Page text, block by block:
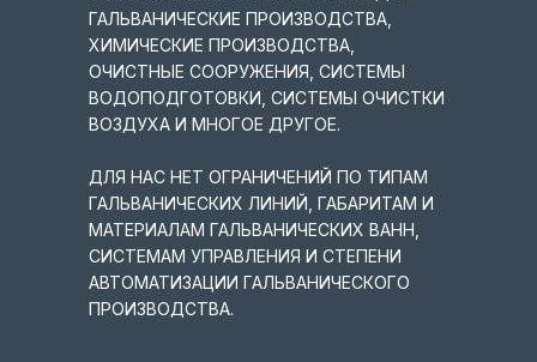
ГАЛЬВАНИЧЕСКИЕ ПРОИЗВОДСТВА,
ХИМИЧЕСКИЕ ПРОИЗВОДСТВА,
ОЧИСТНЫЕ СООРУЖЕНИЯ, СИСТЕМЫ
ВОДОПОДГОТОВКИ, СИСТЕМЫ ОЧИСТКИ
ВОЗДУХА И МНОГОЕ ДРУГОЕ.
ДЛЯ НАС НЕТ ОГРАНИЧЕНИЙ ПО ТИПАМ
ГАЛЬВАНИЧЕСКИХ ЛИНИЙ, ГАБАРИТАМ И
МАТЕРИАЛАМ ГАЛЬВАНИЧЕСКИХ ВАНН,
СИСТЕМАМ УПРАВЛЕНИЯ И СТЕПЕНИ
АВТОМАТИЗАЦИИ ГАЛЬВАНИЧЕСКОГО
ПРОИЗВОДСТВА.